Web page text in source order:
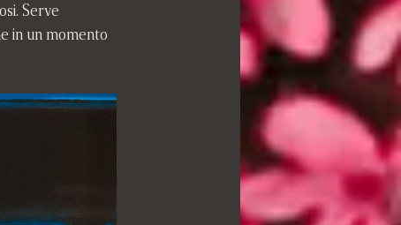
Serve
in un momento